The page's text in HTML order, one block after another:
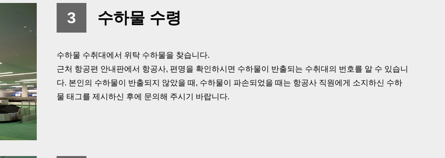
3 수하물 수령
수하물 수취대에서 위탁 수하물을 찾습니다.
근처 항공편 안내판에서 항공사, 편명을 확인하시면 수하물이 반출되는 수취대의 번호를 알 수 있습니
다. 본인의 수하물이 반출되지 않았을 때, 수하물이 파손되었을 때는 항공사 직원에게 소지하신 수하
물 태그를 제시하신 후에 문의해 주시기 바랍니다.